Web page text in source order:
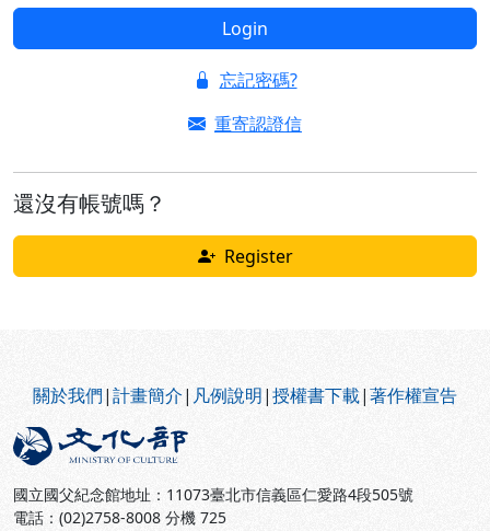
Login
忘記密碼?
重寄認證信
還沒有帳號嗎？
Register
關於我們|計畫簡介| 凡例說明|授權書下載|著作權宣告
國立國父紀念館地址：11073臺北市信義區仁愛路4段505號
電話：(02)2758-8008 分機 725